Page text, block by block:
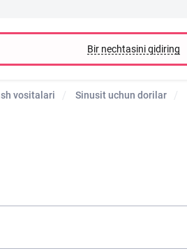
Bir nechtasini qidiring
vositalari Sinusit uchun dorilar